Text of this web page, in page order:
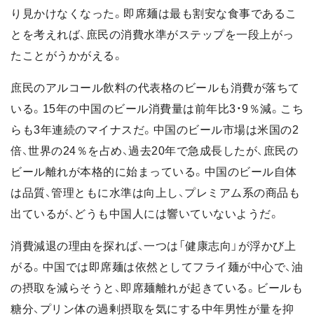
り見かけなくなった。即席麺は最も割安な食事であるこ
とを考えれば、庶民の消費水準がステップを一段上がっ
たことがうかがえる。
庶民のアルコール飲料の代表格のビールも消費が落ちて
いる。15年の中国のビール消費量は前年比3・9％減。こち
らも3年連続のマイナスだ。中国のビール市場は米国の2
倍、世界の24％を占め、過去20年で急成長したが、庶民の
ビール離れが本格的に始まっている。中国のビール自体
は品質、管理ともに水準は向上し、プレミアム系の商品も
出ているが、どうも中国人には響いていないようだ。
消費減退の理由を探れば、一つは「健康志向」が浮かび上
がる。中国では即席麺は依然としてフライ麺が中心で、油
の摂取を減らそうと、即席麺離れが起きている。ビールも
糖分、プリン体の過剰摂取を気にする中年男性が量を抑